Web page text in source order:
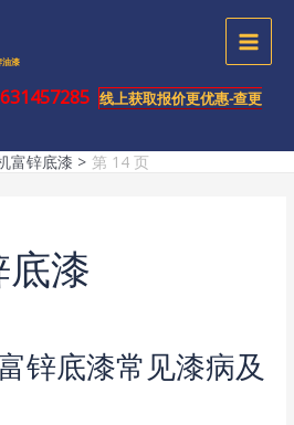
油漆
线上获取报价更优惠-查更
富锌底漆 第 14 页
底漆
锌底漆常见漆病及